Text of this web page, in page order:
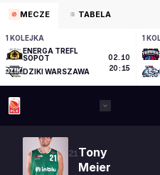
MECZE TABELA
1 KOLEJKA
ENERGA TREFL
SOPOT
DZIKI WARSZAWA
02.10
20:15
1
21Tony
Meier